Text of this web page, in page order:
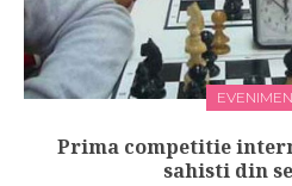
Prima competitie
sahisti din